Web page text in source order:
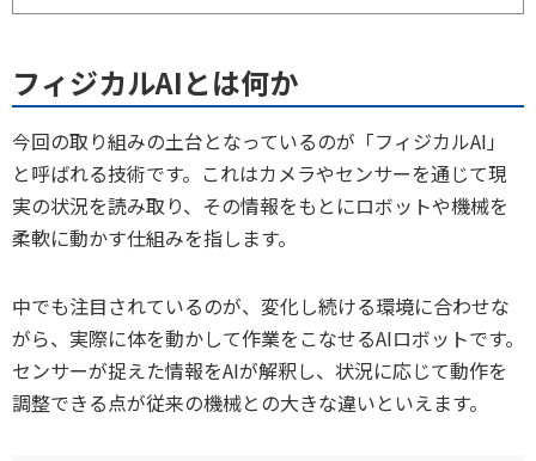
フィジカルAIとは何か
今回の取り組みの土台となっているのが「フィジカルAI」
と呼ばれる技術です。これはカメラやセンサーを通じて現
実の状況を読み取り、その情報をもとにロボットや機械を
柔軟に動かす仕組みを指します。
中でも注目されているのが、変化し続ける環境に合わせな
がら、実際に体を動かして作業をこなせるAIロボットです。
センサーが捉えた情報をAIが解釈し、状況に応じて動作を
調整できる点が従来の機械との大きな違いといえます。